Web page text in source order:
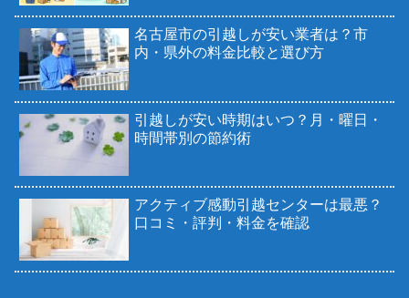
名古屋市の引越しが安い業者は？市
内・県外の料金比較と選び方
引越しが安い時期はいつ？月・曜日・
時間帯別の節約術
アクティブ感動引越センターは最悪？
口コミ・評判・料金を確認